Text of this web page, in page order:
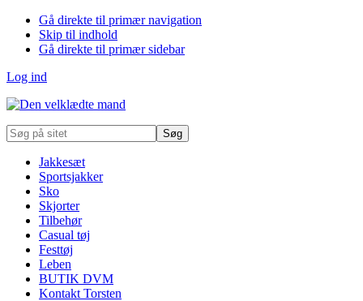
Gå direkte til primær navigation
Skip til indhold
Gå direkte til primær sidebar
Log ind
Søg
på
Jakkesæt
Sportsjakker
Sko
Skjorter
Tilbehør
Casual tøj
Festtøj
Leben
BUTIK DVM
Kontakt Torsten